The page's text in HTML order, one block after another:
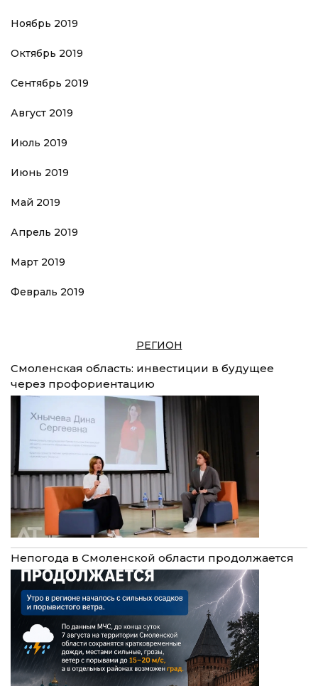
Ноябрь 2019
Октябрь 2019
Сентябрь 2019
Август 2019
Июль 2019
Июнь 2019
Май 2019
Апрель 2019
Март 2019
Февраль 2019
РЕГИОН
Смоленская область: инвестиции в будущее
через профориентацию
Непогода в Смоленской области продолжается